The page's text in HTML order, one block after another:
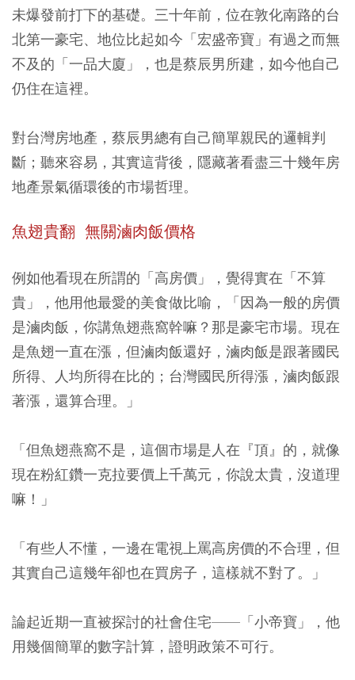
未爆發前打下的基礎。三十年前，位在敦化南路的台
北第一豪宅、地位比起如今「宏盛帝寶」有過之而無
不及的「一品大廈」，也是蔡辰男所建，如今他自己
仍住在這裡。
對台灣房地產，蔡辰男總有自己簡單親民的邏輯判
斷；聽來容易，其實這背後，隱藏著看盡三十幾年房
地產景氣循環後的市場哲理。
魚翅貴翻 無關滷肉飯價格
例如他看現在所謂的「高房價」，覺得實在「不算
貴」，他用他最愛的美食做比喻，「因為一般的房價
是滷肉飯，你講魚翅燕窩幹嘛？那是豪宅市場。現在
是魚翅一直在漲，但滷肉飯還好，滷肉飯是跟著國民
所得、人均所得在比的；台灣國民所得漲，滷肉飯跟
著漲，還算合理。」
「但魚翅燕窩不是，這個市場是人在『頂』的，就像
現在粉紅鑽一克拉要價上千萬元，你說太貴，沒道理
嘛！」
「有些人不懂，一邊在電視上罵高房價的不合理，但
其實自己這幾年卻也在買房子，這樣就不對了。」
論起近期一直被探討的社會住宅——「小帝寶」，他
用幾個簡單的數字計算，證明政策不可行。